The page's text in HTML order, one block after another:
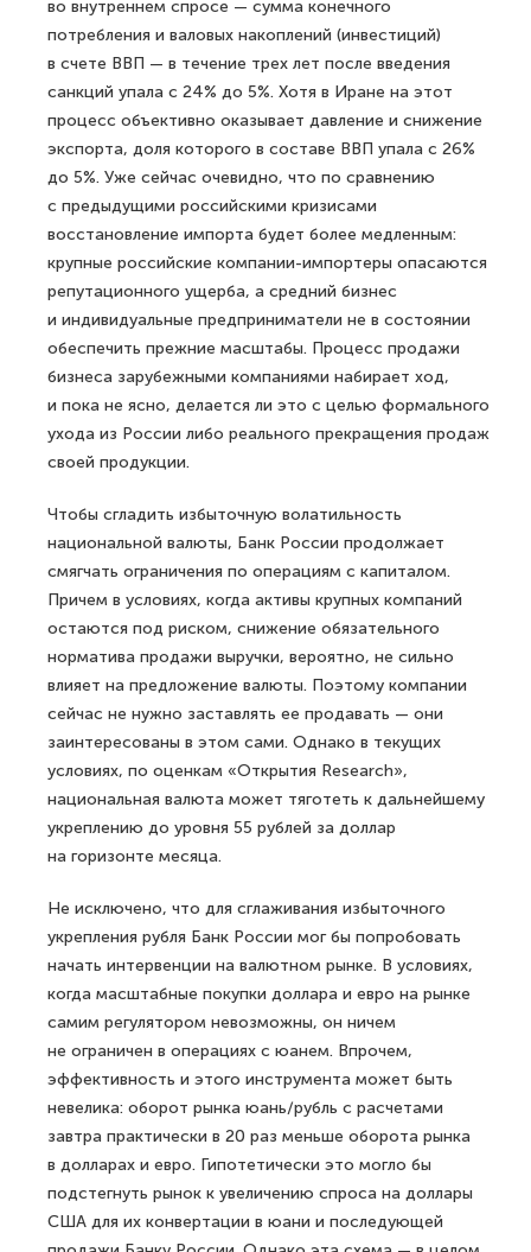
во внутреннем спросе — сумма конечного
потребления и валовых накоплений (инвестиций)
в счете ВВП — в течение трех лет после введения
санкций упала с 24% до 5%. Хотя в Иране на этот
процесс объективно оказывает давление и снижение
экспорта, доля которого в составе ВВП упала с 26%
до 5%. Уже сейчас очевидно, что по сравнению
с предыдущими российскими кризисами
восстановление импорта будет более медленным:
крупные российские компании-импортеры опасаются
репутационного ущерба, а средний бизнес
и индивидуальные предприниматели не в состоянии
обеспечить прежние масштабы. Процесс продажи
бизнеса зарубежными компаниями набирает ход,
и пока не ясно, делается ли это с целью формального
ухода из России либо реального прекращения продаж
своей продукции.
Чтобы сгладить избыточную волатильность
национальной валюты, Банк России продолжает
смягчать ограничения по операциям с капиталом.
Причем в условиях, когда активы крупных компаний
остаются под риском, снижение обязательного
норматива продажи выручки, вероятно, не сильно
влияет на предложение валюты. Поэтому компании
сейчас не нужно заставлять ее продавать — они
заинтересованы в этом сами. Однако в текущих
условиях, по оценкам «Открытия Research»,
национальная валюта может тяготеть к дальнейшему
укреплению до уровня 55 рублей за доллар
на горизонте месяца.
Не исключено, что для сглаживания избыточного
укрепления рубля Банк России мог бы попробовать
начать интервенции на валютном рынке. В условиях,
когда масштабные покупки доллара и евро на рынке
самим регулятором невозможны, он ничем
не ограничен в операциях с юанем. Впрочем,
эффективность и этого инструмента может быть
невелика: оборот рынка юань/рубль с расчетами
завтра практически в 20 раз меньше оборота рынка
в долларах и евро. Гипотетически это могло бы
подстегнуть рынок к увеличению спроса на доллары
США для их конвертации в юани и последующей